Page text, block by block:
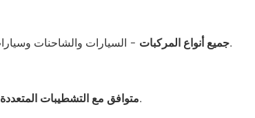
جميع أنواع المركبات- السيارات والشاحنات وسيارات الدفع الرباعي والدراجات النارية والمزيد.
متوافق مع التشطيبات المتعددة- أنظمة الطلاء الصلبة والمعدنية واللؤلؤية.